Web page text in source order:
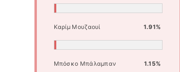
Καρίμ Μουζαουί 1.91%
Μπόσκο Μπάλαμπαν 1.15%